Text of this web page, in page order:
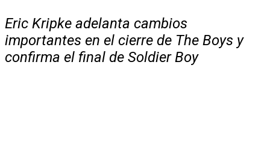
Eric Kripke adelanta cambios
importantes en el cierre de The Boys y
confirma el final de Soldier Boy